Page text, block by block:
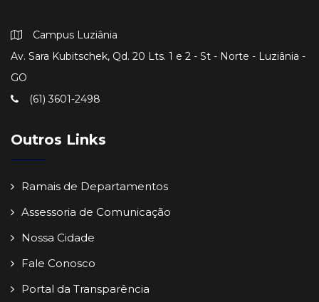
Campus Luziânia
Av. Sara Kubitschek, Qd. 20 Lts. 1 e 2 - St - Norte - Luziânia -
GO
(61) 3601-2498
Outros Links
Ramais de Departamentos
Assessoria de Comunicação
Nossa Cidade
Fale Conosco
Portal da Transparência